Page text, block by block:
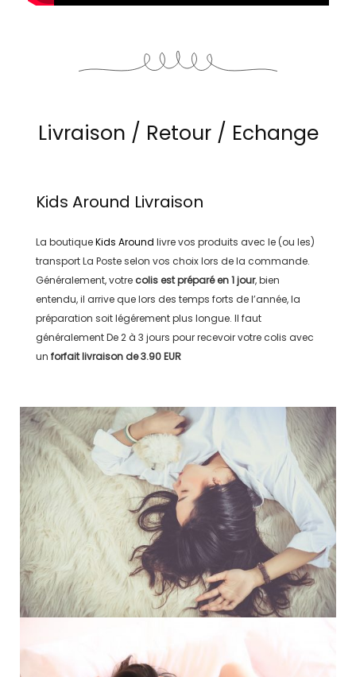
Livraison / Retour / Echange
Kids Around Livraison
La boutiqueKids Around livre vos produits avec le (ou les)
transportLa Posteselon vos choix lors de la commande.
Généralement, votre colis est préparé en1 jour, bien
entendu, il arrive que lors des temps forts de l’année, la
préparation soit légérement plus longue. Il faut
généralementDe 2 à 3 jours pour recevoir votre colis avec
un forfait livraison de3.90 EUR